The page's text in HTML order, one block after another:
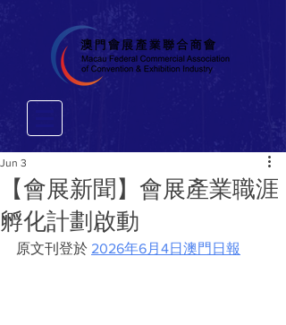
【會展新聞】會展產業職涯
孵化計劃啟動
Jun 3
原文刊登於 2026年6月4日澳門日報